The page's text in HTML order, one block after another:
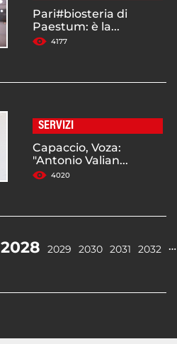
Pari#biosteria di
Paestum: è la...
4177
SERVIZI
Capaccio, Voza:
"Antonio Valian...
4020
2028 2029 2030 2031 2032 …